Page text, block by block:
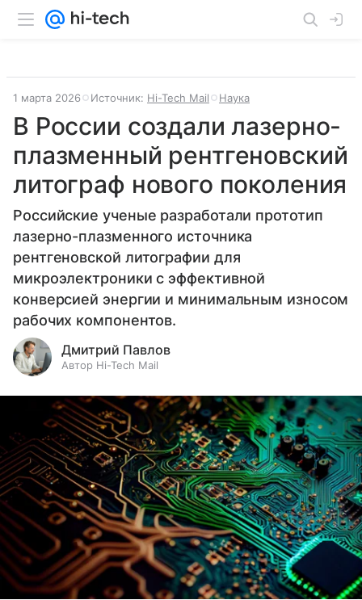
1 марта 2026 Источник: Hi-Tech Mail Наука
В России создали лазерно-
плазменный рентгеновский
литограф нового поколения
Российские ученые разработали прототип
лазерно-плазменного источника
рентгеновской литографии для
микроэлектроники с эффективной
конверсией энергии и минимальным износом
рабочих компонентов.
Дмитрий Павлов
Автор Hi-Tech Mail